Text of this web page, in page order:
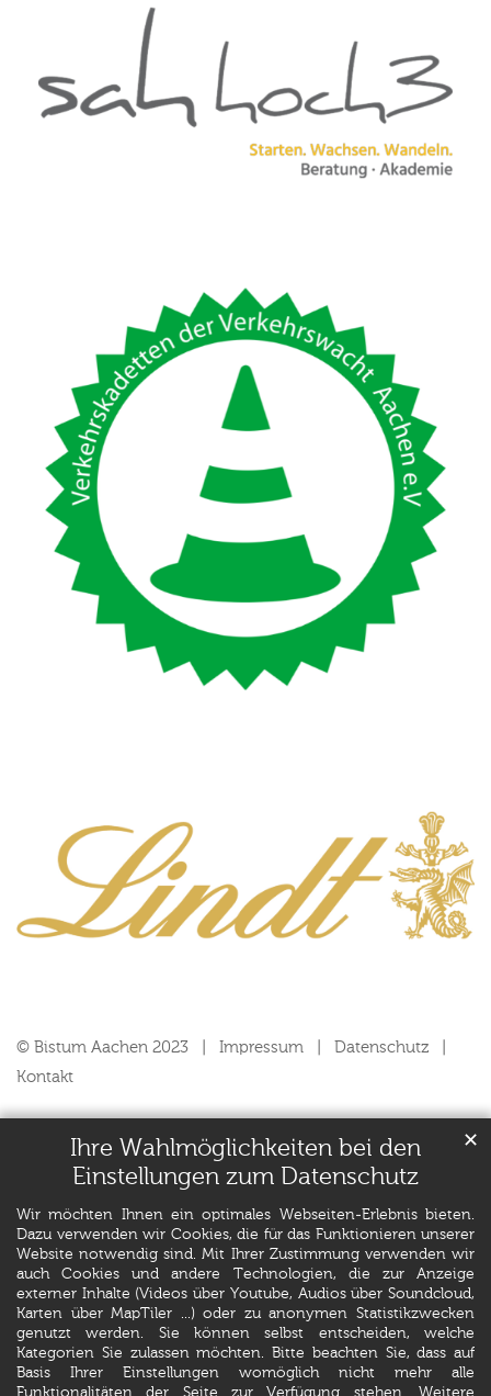
Ihre Wahlmöglichkeiten bei den
Einstellungen zum Datenschutz
Wir möchten Ihnen ein optimales Webseiten-Erlebnis bieten.
Dazu verwenden wir Cookies, die für das Funktionieren unserer
Website notwendig sind. Mit Ihrer Zustimmung verwenden wir
auch Cookies und andere Technologien, die zur Anzeige
externer Inhalte (Videos über Youtube, Audios über Soundcloud,
Karten über MapTiler ...) oder zu anonymen Statistikzwecken
genutzt werden. Sie können selbst entscheiden, welche
Kategorien Sie zulassen möchten. Bitte beachten Sie, dass auf
Basis Ihrer Einstellungen womöglich nicht mehr alle
✕
© Bistum Aachen 2023 Impressum
Datenschutz
Kontakt